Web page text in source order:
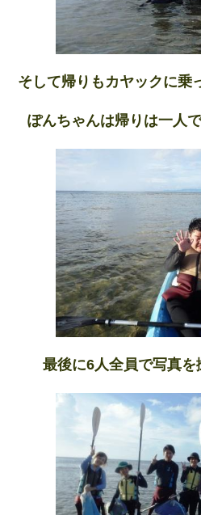
そして帰りもカヤックに乗
ぽんちゃんは帰りは一人
最後に6人全員で写真を